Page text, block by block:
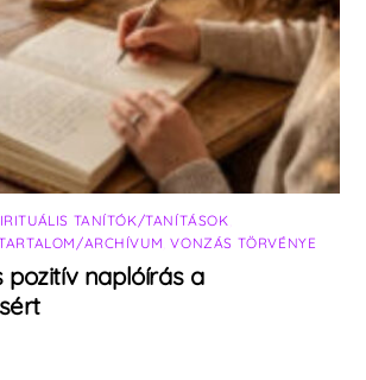
TANÍTÓK/TANÍTÁSOK
ARCHÍVUM ,VONZÁS TÖRVÉNYE
pozitív naplóírás a